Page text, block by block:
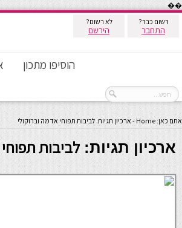
��
רשום כבר?
התחבר
לא רשום?
הירשם
הוסיפו מתכון
אתם כאן: Home
- ארכיון תגיות: לביבות תפוחי אדמה וברוקולי
ארכיון תגיות:לביבות